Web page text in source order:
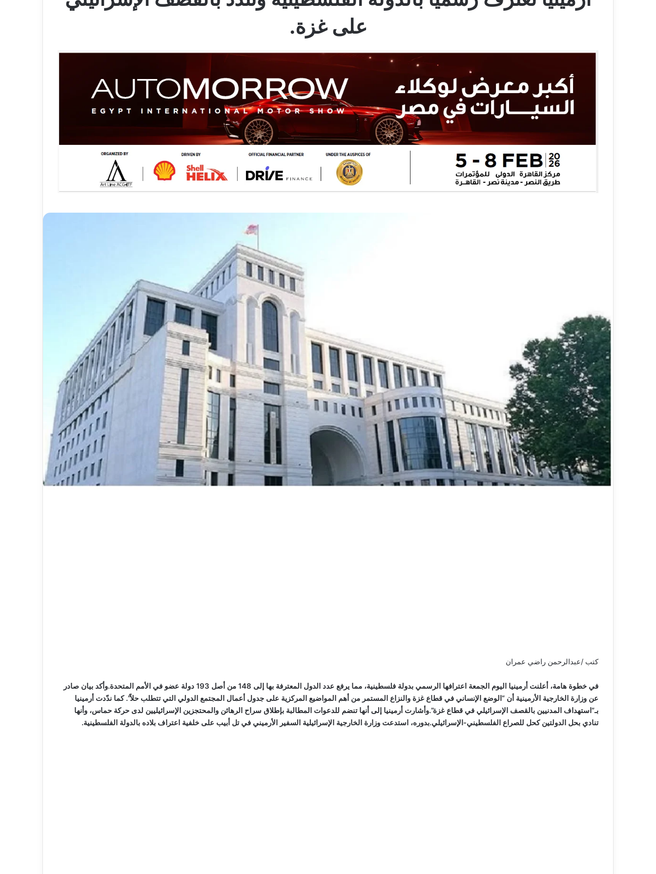
على غزة.
كتب /عبدالرحمن راضي عمران
في خطوة هامة، أعلنت أرمينيا اليوم الجمعة اعترافها الرسمي بدولة فلسطينية، مما يرفع عدد الدول المعترفة بها إلى 148 من أصل 193 دولة عضو في الأمم المتحدة.وأكد بيان صادر
عن وزارة الخارجية الأرمينية أن “الوضع الإنساني في قطاع غزة والنزاع المستمر من أهم المواضيع المركزية على جدول أعمال المجتمع الدولي التي تتطلب حلاً”. كما ندّدت أرمينيا
بـ”استهداف المدنيين بالقصف الإسرائيلي في قطاع غزة”.وأشارت أرمينيا إلى أنها تنضم للدعوات المطالبة بإطلاق سراح الرهائن والمحتجزين الإسرائيليين لدى حركة حماس، وأنها
تنادي بحل الدولتين كحل للصراع الفلسطيني-الإسرائيلي.بدوره، استدعت وزارة الخارجية الإسرائيلية السفير الأرميني في تل أبيب على خلفية اعتراف بلاده بالدولة الفلسطينية.